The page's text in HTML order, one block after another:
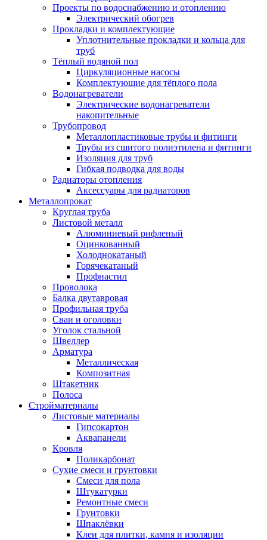
Проекты по водоснабжению и отоплению
Электрический обогрев
Прокладки и комплектующие
Уплотнительные прокладки и кольца для
труб
Тёплый водяной пол
Циркуляционные насосы
Комплектующие для тёплого пола
Водонагреватели
Электрические водонагреватели
накопительные
Трубопровод
Металлопластиковые трубы и фитинги
Трубы из сшитого полиэтилена и фитинги
Изоляция для труб
Гибкая подводка для воды
Радиаторы отопления
Аксессуары для радиаторов
Металлопрокат
Круглая труба
Листовой металл
Алюминиевый рифленый
Оцинкованный
Холоднокатаный
Горячекатаный
Профнастил
Проволока
Балка двутавровая
Профильная труба
Сваи и оголовки
Уголок стальной
Швеллер
Арматура
Металлическая
Композитная
Штакетник
Полоса
Стройматериалы
Листовые материалы
Гипсокартон
Аквапанели
Кровля
Поликарбонат
Сухие смеси и грунтовки
Смеси для пола
Штукатурки
Ремонтные смеси
Грунтовки
Шпаклёвки
Клеи для плитки, камня и изоляции